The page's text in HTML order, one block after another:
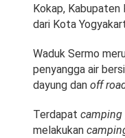
Kokap, Kabupaten
dari Kota
Waduk Sermo
penyangga air
dayung dan off
Terdapat camping
melakukan